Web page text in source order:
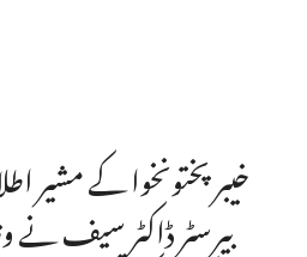
خیبر پختونخوا کے مشیر
بیرسٹر ڈاکٹر سیف